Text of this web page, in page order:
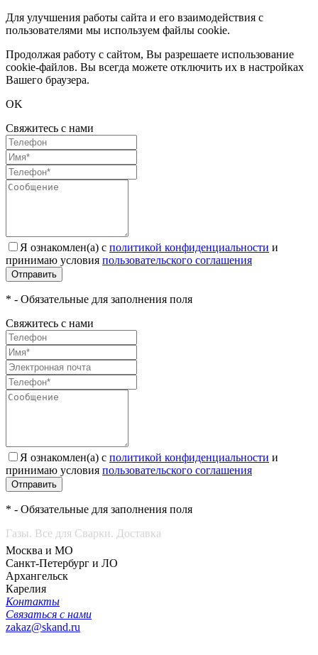
Для улучшения работы сайта и его взаимодействия с
пользователями мы используем файлы cookie.
Продолжая работу с сайтом, Вы разрешаете использование
cookie-файлов. Вы всегда можете отключить их в настройках
Вашего браузера.
OK
Свяжитесь с нами
Я ознакомлен(а) с политикой конфиденциальности и
принимаю условия пользовательского соглашения
Отправить
* - Обязательные для заполнения поля
Свяжитесь с нами
Я ознакомлен(а) с политикой конфиденциальности и
принимаю условия пользовательского соглашения
Отправить
* - Обязательные для заполнения поля
Газы. Все для Сварки. Доставка
Москва и МО
Санкт-Петербург и ЛО
Архангельск
Карелия
Контакты
Связаться с нами
zakaz@skand.ru